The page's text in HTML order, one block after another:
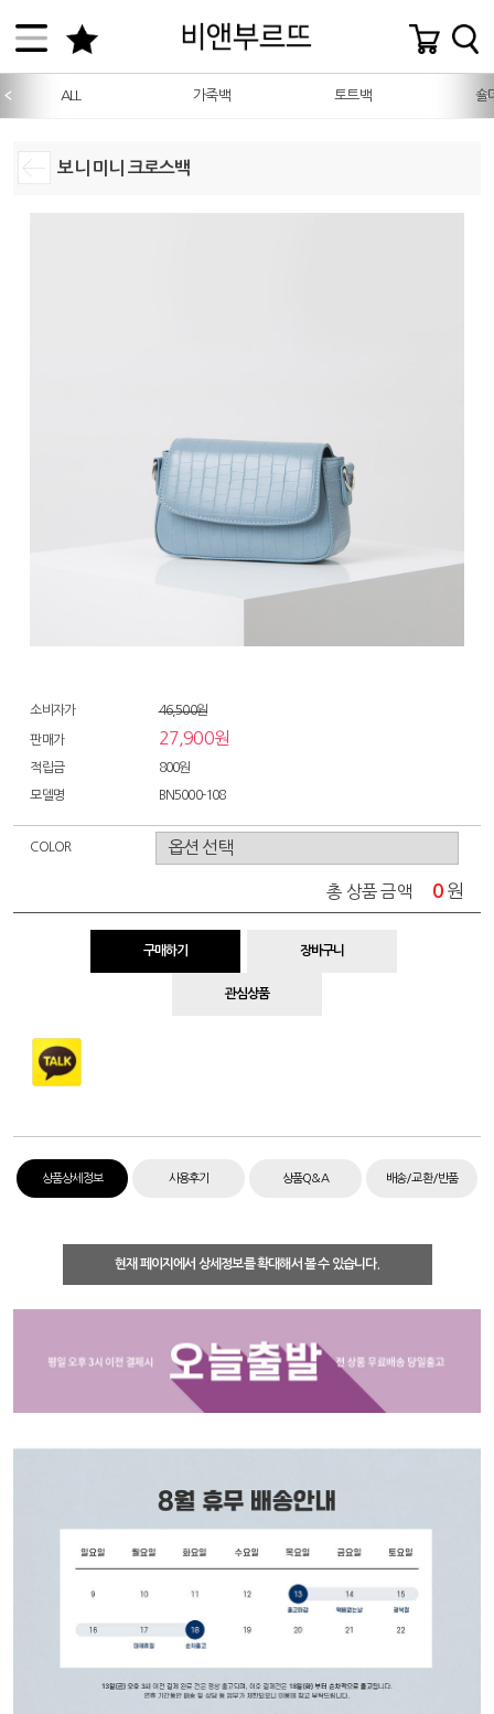
ALL 가죽백 토트백 숄
보니 미니 크로스백
소비자가 46,500원
판매가 27,900원
적립금 800원
모델명 BN5000-108
COLOR
총 상품 금액 0 원
구매하기 장바구니
관심상품
상품상세정보 사용후기 상품Q&A 배송/교환/반품
현재 페이지에서 상세정보를 확대해서 볼 수 있습니다.